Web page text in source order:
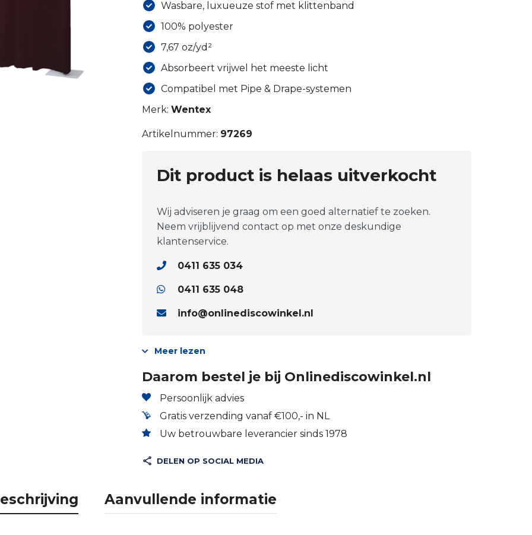
Wasbare, luxueuze stof met klittenband
100% polyester
7,67 oz/yd²
Absorbeert vrijwel het meeste licht
Compatibel met Pipe & Drape-systemen
Merk: Wentex
Artikelnummer: 97269
Dit product is helaas uitverkocht
Wij adviseren je graag om een goed alternatief te zoeken.
Neem vrijblijvend contact op met onze deskundige
klantenservice.
0411 635 034
0411 635 048
info@onlinediscowinkel.nl
Meer lezen
Daarom bestel je bij Onlinediscowinkel.nl
Persoonlijk advies
Gratis verzending vanaf €100,- in NL
Uw betrouwbare leverancier sinds 1978
DELEN OP SOCIAL MEDIA
Aanvullende informatie